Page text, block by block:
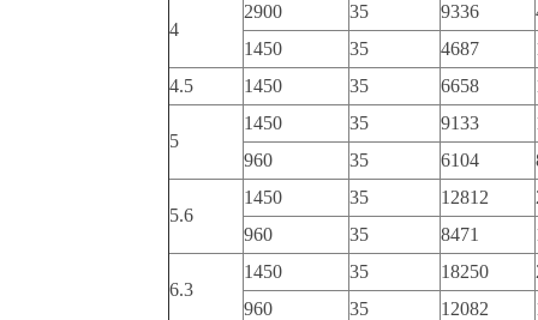
4
2900 35 9336
1450
35 4687
4.5
1450 35 6658
5
1450 35 9133
960
35 6104
5.6
1450 35 12812
960
35 8471
6.3
1450 35 18250
960
35 12082